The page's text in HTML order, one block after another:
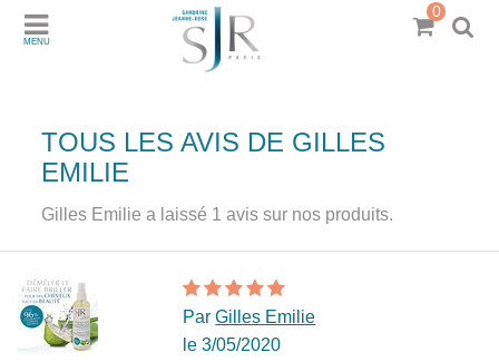
MENU
0
TOUS LES AVIS DE GILLES
EMILIE
Gilles Emilie a laissé 1 avis sur nos produits.
ParGilles Emilie
le 3/05/2020